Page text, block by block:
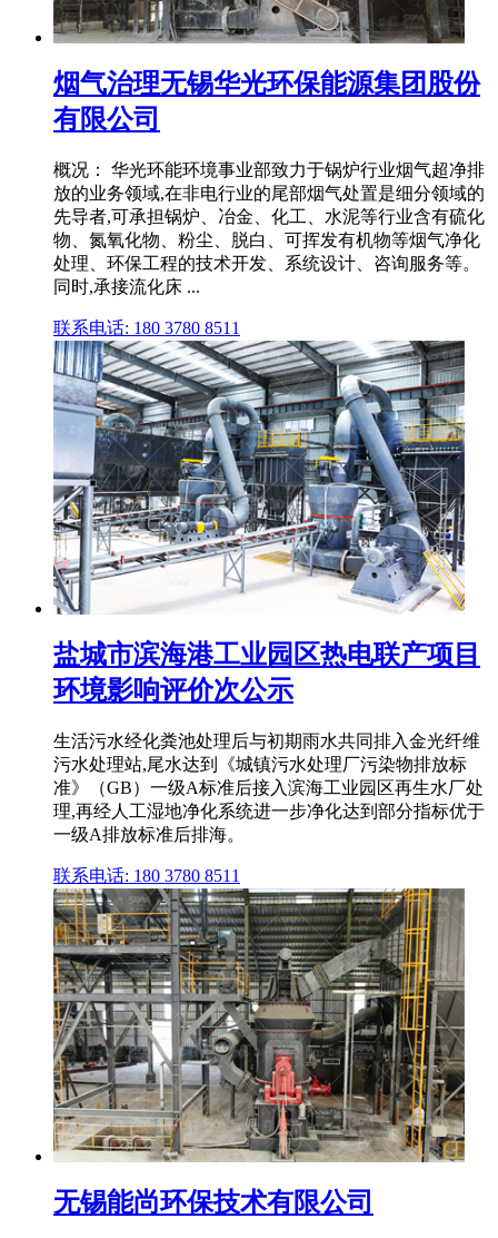
烟气治理无锡华光环保能源集团股份
有限公司
概况： 华光环能环境事业部致力于锅炉行业烟气超净排
放的业务领域,在非电行业的尾部烟气处置是细分领域的
先导者,可承担锅炉、冶金、化工、水泥等行业含有硫化
物、氮氧化物、粉尘、脱白、可挥发有机物等烟气净化
处理、环保工程的技术开发、系统设计、咨询服务等。
同时,承接流化床 ...
联系电话: 180 3780 8511
盐城市滨海港工业园区热电联产项目
环境影响评价次公示
生活污水经化粪池处理后与初期雨水共同排入金光纤维
污水处理站,尾水达到《城镇污水处理厂污染物排放标
准》（GB）一级A标准后接入滨海工业园区再生水厂处
理,再经人工湿地净化系统进一步净化达到部分指标优于
一级A排放标准后排海。
联系电话: 180 3780 8511
无锡能尚环保技术有限公司